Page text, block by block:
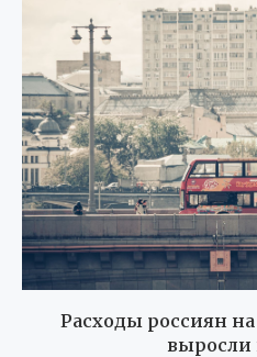
Расходы россиян
выросли